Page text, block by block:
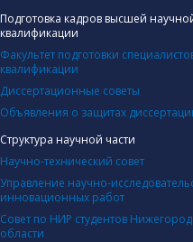
Подготовка кадров высшей
квалификации
Факультет подготовки
квалификации
Диссертационные советы
Объявления о защитах
Структура научной части
Научно-технический совет
Управление научно-
инновационных работ
Совет по НИР студентов
области